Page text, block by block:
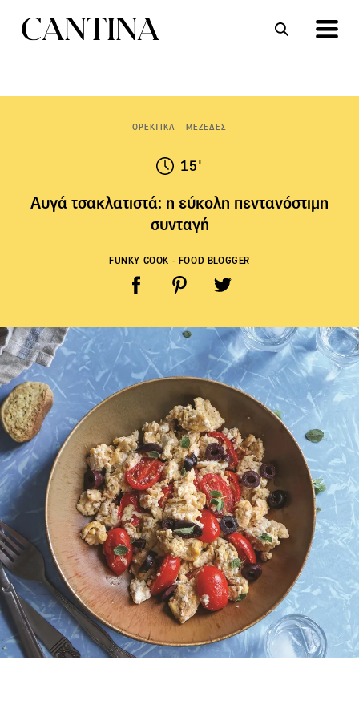
ΟΡΕΚΤΙΚΑ – ΜΕΖΕΔΕΣ
15'
Αυγά τσακλατιστά: η εύκολη πεντανόστιμη
συνταγή
FUNKY COOK - FOOD BLOGGER